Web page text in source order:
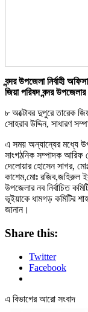
বন্দর উপজেলা নির্বাহী
জিয়া পরিষদ বন্দর উপজেলার
৮ অক্টোবর দুপুরে তারেক
সোহরাব উদ্দিন, সাধারণ
এ সময় অন্যান্যের মধ্যে
সাংগঠনিক সম্পাদক আরিফ
দেলোয়ার হোসেন সাগর,
কাশেম,মোঃ রজিব,জহিরুল
উপজেলার নব নির্বাচিত
ভূইয়াকে ধামগড় কমিটির
জানান।
Share this:
Twitter
Facebook
এ বিভাগের আরো সংবাদ